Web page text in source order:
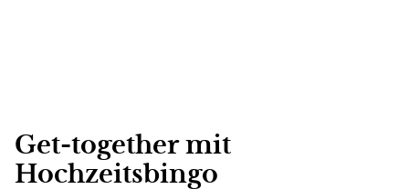
Get-together mit
Hochzeitsbingo